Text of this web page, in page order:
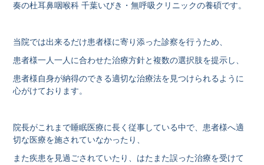
奏の杜耳鼻咽喉科 千葉いびき・無呼吸クリニックの養碩です。
当院では出来るだけ患者様に寄り添った診察を行うため、
患者様一人一人に合わせた治療方針と複数の選択肢を提示し、
患者様自身が納得のできる適切な治療法を見つけられるように
心がけております。
院長がこれまで睡眠医療に⻑く従事している中で、患者様へ適
切な医療を施されていなかったり、
また疾患を見過ごされていたり、はたまた誤った治療を受けて